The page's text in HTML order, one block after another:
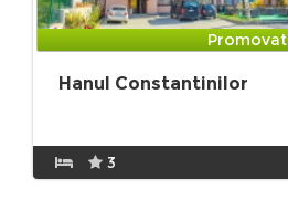
Promovat
Hanul Constantinilor
3